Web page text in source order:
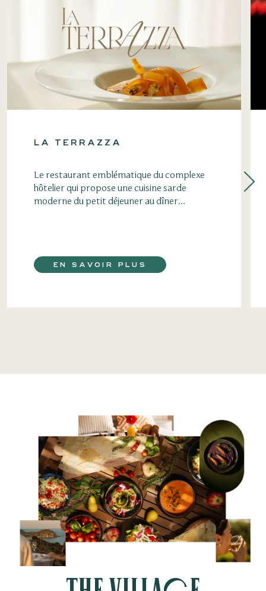
LA TERRAZZA
Le restaurant emblématique du complexe
hôtelier qui propose une cuisine sarde
moderne du petit déjeuner au dîner...
EN SAVOIR PLUS